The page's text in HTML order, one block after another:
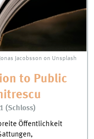
Jacobsson on Unsplash
to Public
(Schloss)
Öffentlichkeit